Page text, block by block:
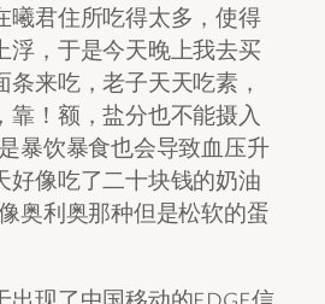
曦君住所吃得太多，使得
浮，于是今天晚上我去买
条来吃，老子天天吃素，
靠！额，盐分也不能摄入
暴饮暴食也会导致血压升
好像吃了二十块钱的奶油
奥利奥那种但是松软的蛋